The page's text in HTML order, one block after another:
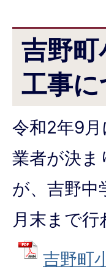
吉野
工事
令和2年9
業者が決ま
が、吉野中
月末まで行
吉野町